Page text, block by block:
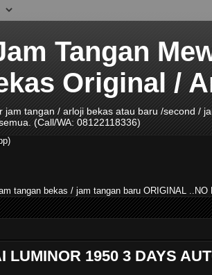
Tangan
Original /
jam tangan / arloji bekas atau baru /second /
(Call/WA: 08122118336)
tangan bekas / jam tangan baru ORIGINAL ..NO
LUMINOR 1950 3 DAYS